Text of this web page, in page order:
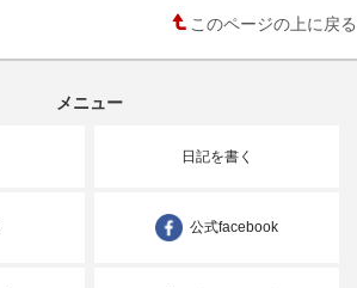
このページの上に戻る
メニュー
日記を書く
公式facebook